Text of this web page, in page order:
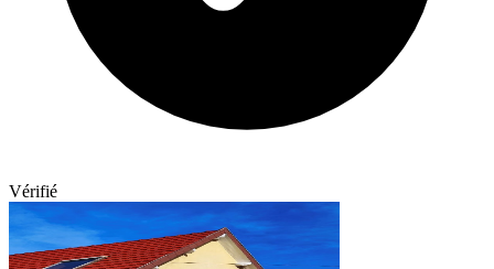
Vérifié